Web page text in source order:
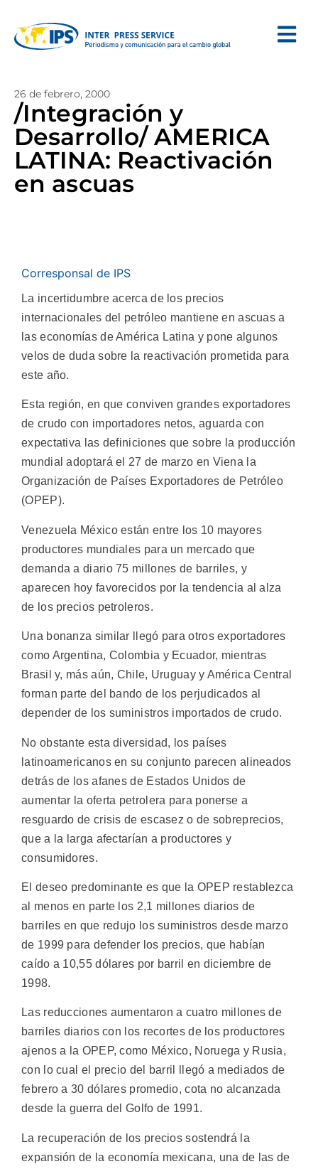
26 de febrero, 2000
/Integración y
Desarrollo/ AMERICA
LATINA: Reactivación
en ascuas
Corresponsal de IPS
La incertidumbre acerca de los precios
internacionales del petróleo mantiene en ascuas a
las economías de América Latina y pone algunos
velos de duda sobre la reactivación prometida para
este año.
Esta región, en que conviven grandes exportadores
de crudo con importadores netos, aguarda con
expectativa las definiciones que sobre la producción
mundial adoptará el 27 de marzo en Viena la
Organización de Países Exportadores de Petróleo
(OPEP).
Venezuela México están entre los 10 mayores
productores mundiales para un mercado que
demanda a diario 75 millones de barriles, y
aparecen hoy favorecidos por la tendencia al alza
de los precios petroleros.
Una bonanza similar llegó para otros exportadores
como Argentina, Colombia y Ecuador, mientras
Brasil y, más aún, Chile, Uruguay y América Central
forman parte del bando de los perjudicados al
depender de los suministros importados de crudo.
No obstante esta diversidad, los países
latinoamericanos en su conjunto parecen alineados
detrás de los afanes de Estados Unidos de
aumentar la oferta petrolera para ponerse a
resguardo de crisis de escasez o de sobreprecios,
que a la larga afectarían a productores y
consumidores.
El deseo predominante es que la OPEP restablezca
al menos en parte los 2,1 millones diarios de
barriles en que redujo los suministros desde marzo
de 1999 para defender los precios, que habían
caído a 10,55 dólares por barril en diciembre de
1998.
Las reducciones aumentaron a cuatro millones de
barriles diarios con los recortes de los productores
ajenos a la OPEP, como México, Noruega y Rusia,
con lo cual el precio del barril llegó a mediados de
febrero a 30 dólares promedio, cota no alcanzada
desde la guerra del Golfo de 1991.
La recuperación de los precios sostendrá la
expansión de la economía mexicana, una de las de